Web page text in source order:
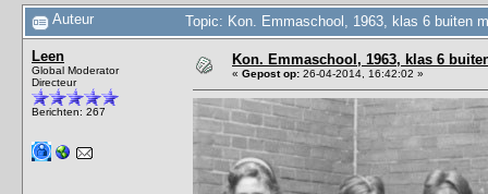
Auteur Topic: Kon. Emmaschool, 1963, klas 6 buiten
Leen
Global Moderator
Directeur
Berichten: 267
Kon. Emmaschool, 1963, klas 6
« Gepost op: 26-04-2014, 16:42:02 »